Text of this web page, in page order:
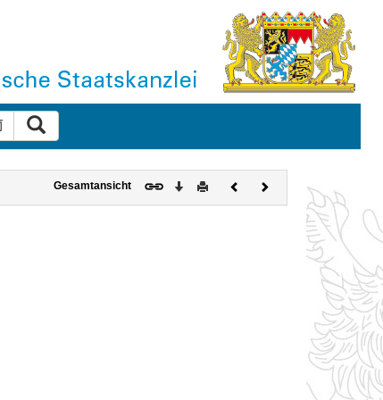
Suche zurücksetzen
Gesamtansicht Download
DruckenVorherigesNächstes
Dokument